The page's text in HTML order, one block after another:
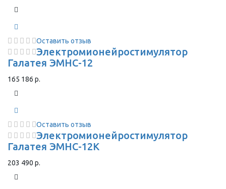
Оставить отзыв
Электромионейростимулятор
Галатея ЭМНС-12
165 186 р.
Оставить отзыв
Электромионейростимулятор
Галатея ЭМНС-12К
203 490 р.